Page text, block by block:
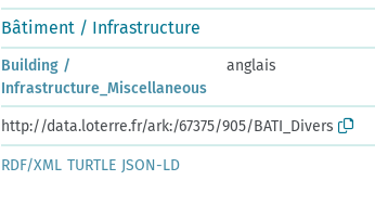
Bâtiment / Infrastructure
Building /
Infrastructure_Miscellaneous
anglais
http://data.loterre.fr/ark:/67375/905/BATI_Divers
RDF/XML TURTLE JSON-LD